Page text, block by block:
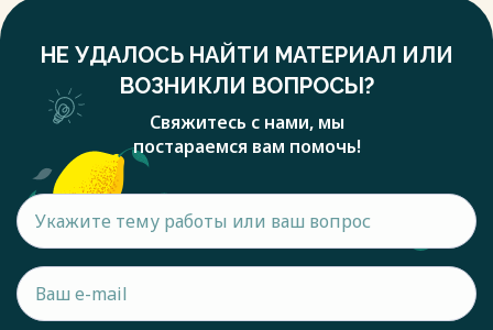
НЕ УДАЛОСЬ НАЙТИ МАТЕРИАЛ ИЛИ
ВОЗНИКЛИ ВОПРОСЫ?
Свяжитесь с нами, мы
постараемся вам помочь!